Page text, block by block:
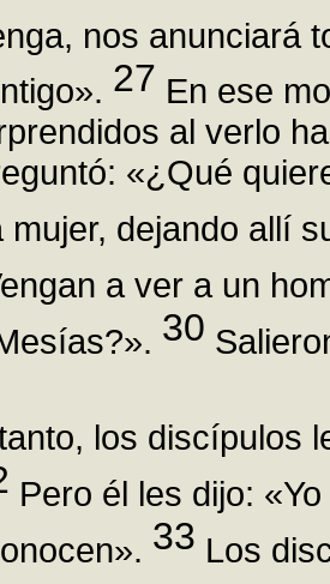
nos anunciará
27 En ese
al verlo
«¿Qué
mujer, dejando allí
a ver a un
30
los discípulos
Pero él les dijo:
33 Los